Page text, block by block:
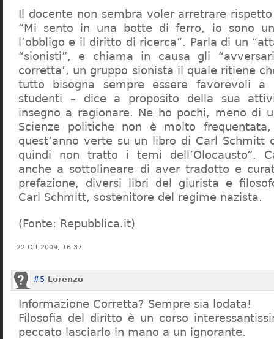
Il docente non sembra voler arretrare
“Mi sento in una botte di ferro, io sono
l’obbligo e il diritto di ricerca”. Parla di un
“sionisti”, e chiama in causa gli
corretta’, un gruppo sionista il quale ritiene
tutto bisogna sempre essere favorevoli a
studenti – dice a proposito della sua
insegno a ragionare. Ne ho pochi, meno di
Scienze politiche non è molto
quest’anno verte su un libro di Carl Schmitt
quindi non tratto i temi dell’Olocausto”.
anche a sottolineare di aver tradotto e
prefazione, diversi libri del giurista e
Carl Schmitt, sostenitore del regime nazista.
(Fonte: Repubblica.it)
22 Ott 2009, 16:37
#5 Lorenzo
Informazione Corretta? Sempre sia lodata!
Filosofia del diritto è un corso
peccato lasciarlo in mano a un ignorante.